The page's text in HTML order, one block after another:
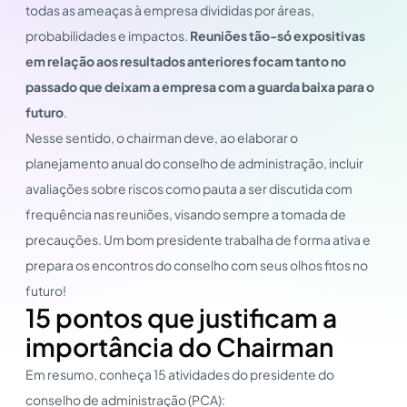
todas as ameaças à empresa divididas por áreas,
probabilidades e impactos. Reuniões tão-só expositivas
em relação aos resultados anteriores focam tanto no
passado que deixam a empresa com a guarda baixa para o
futuro.
Nesse sentido, o chairman deve, ao elaborar o
planejamento anual do conselho de administração, incluir
avaliações sobre riscos como pauta a ser discutida com
frequência nas reuniões, visando sempre a tomada de
precauções. Um bom presidente trabalha de forma ativa e
prepara os encontros do conselho com seus olhos fitos no
futuro!
15 pontos que justificam a
importância do Chairman
Em resumo, conheça 15 atividades do presidente do
conselho de administração (PCA):